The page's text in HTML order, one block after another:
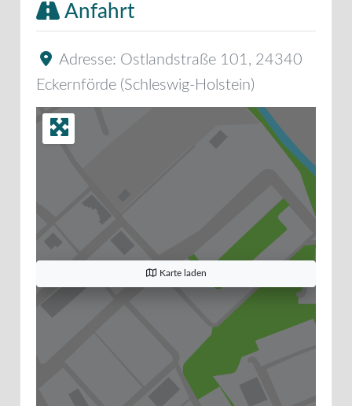
Anfahrt
Adresse: Ostlandstraße 101 , 24340
Eckernförde (Schleswig-Holstein)
Karte laden